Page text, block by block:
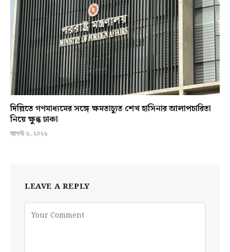
দিল্লিতে গণমাধ্যমের সঙ্গে ক্ষমতাচ্যুত শেখ হাসিনার আলাপচারিতা
নিয়ে ক্ষুব্ধ ঢাকা
আগস্ট ৬, ২০২৬
LEAVE A REPLY